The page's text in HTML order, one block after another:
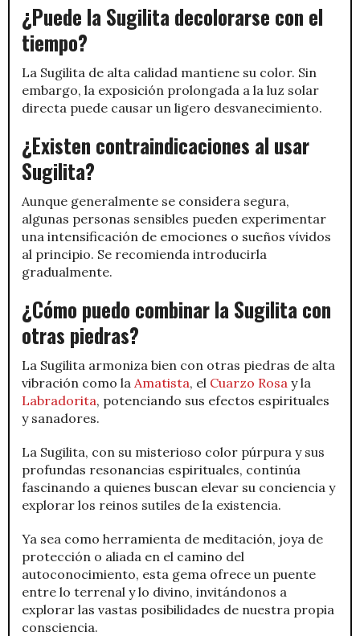
¿Puede la Sugilita decolorarse con el
tiempo?
La Sugilita de alta calidad mantiene su color. Sin
embargo, la exposición prolongada a la luz solar
directa puede causar un ligero desvanecimiento.
¿Existen contraindicaciones al usar
Sugilita?
Aunque generalmente se considera segura,
algunas personas sensibles pueden experimentar
una intensificación de emociones o sueños vívidos
al principio. Se recomienda introducirla
gradualmente.
¿Cómo puedo combinar la Sugilita con
otras piedras?
La Sugilita armoniza bien con otras piedras de alta
vibración como la Amatista, el Cuarzo Rosa y la
Labradorita, potenciando sus efectos espirituales
y sanadores.
La Sugilita, con su misterioso color púrpura y sus
profundas resonancias espirituales, continúa
fascinando a quienes buscan elevar su conciencia y
explorar los reinos sutiles de la existencia.
Ya sea como herramienta de meditación, joya de
protección o aliada en el camino del
autoconocimiento, esta gema ofrece un puente
entre lo terrenal y lo divino, invitándonos a
explorar las vastas posibilidades de nuestra propia
consciencia.